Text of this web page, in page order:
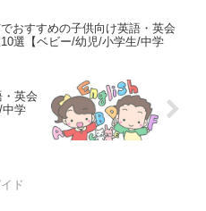
おすすめの子供向け英語・英会
選【ベビー/幼児/小学生/中学
英会
中学
ド